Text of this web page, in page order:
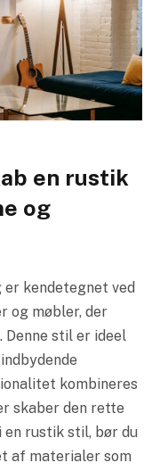
en rustik
og
kendetegnet ved
og møbler, der
stil er ideel
kombineres
skaber den rette
rustik stil, bør du
af materialer som